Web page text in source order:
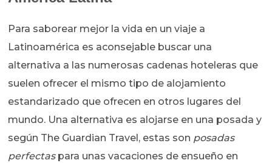
Para saborear mejor la vida en un viaje a
Latinoamérica es aconsejable buscar una
alternativa a las numerosas cadenas hoteleras que
suelen ofrecer el mismo tipo de alojamiento
estandarizado que ofrecen en otros lugares del
mundo. Una alternativa es alojarse en una posada y
según The Guardian Travel, estas son posadas
perfectaspara unas vacaciones de ensueño en